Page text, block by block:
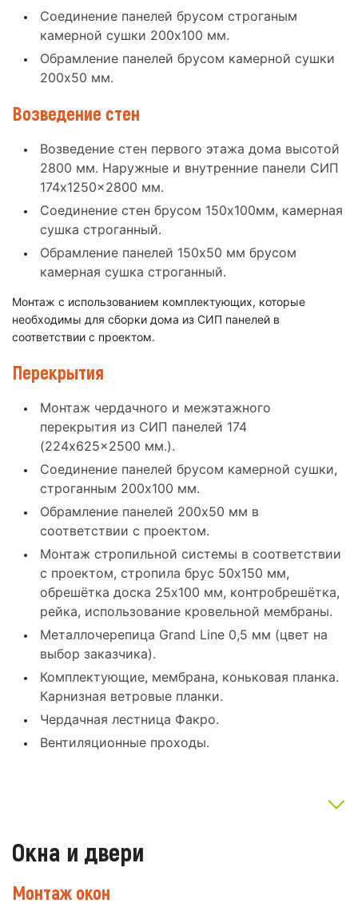
Соединение панелей брусом строганым
камерной сушки 200x100 мм.
Обрамление панелей брусом камерной сушки
200x50 мм.
Возведение стен
Возведение стен первого этажа дома высотой
2800 мм. Наружные и внутренние панели СИП
174x1250x2800 мм.
Соединение стен брусом 150x100мм, камерная
сушка строганный.
Обрамление панелей 150x50 мм брусом
камерная сушка строганный.
Монтаж с использованием комплектующих, которые
необходимы для сборки дома из СИП панелей в
соответствии с проектом.
Перекрытия
Монтаж чердачного и межэтажного
перекрытия из СИП панелей 174
(224x625x2500 мм.).
Соединение панелей брусом камерной сушки,
строганным 200x100 мм.
Обрамление панелей 200x50 мм в
соответствии с проектом.
Монтаж стропильной системы в соответствии
с проектом, стропила брус 50x150 мм,
обрешётка доска 25x100 мм, контробрешётка,
рейка, использование кровельной мембраны.
Металлочерепица Grand Line 0,5 мм (цвет на
выбор заказчика).
Комплектующие, мембрана, коньковая планка.
Карнизная ветровые планки.
Чердачная лестница Факро.
Вентиляционные проходы.
Окна и двери
Монтаж окон